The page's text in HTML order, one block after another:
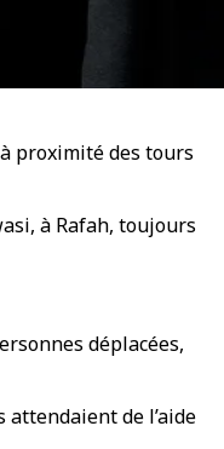
proximité des tours
à Rafah, toujours
déplacées,
de l’aide